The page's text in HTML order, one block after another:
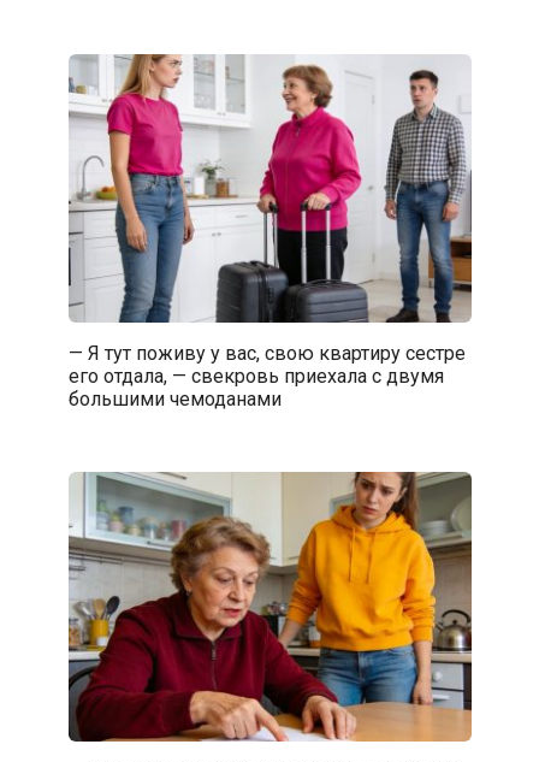
— Я тут поживу у вас, свою квартиру сестре
его отдала, — свекровь приехала с двумя
большими чемоданами